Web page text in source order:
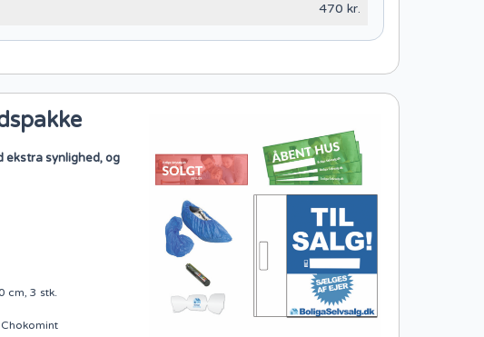
470 kr.
ekstra synlighed, og
cm, 3 stk.